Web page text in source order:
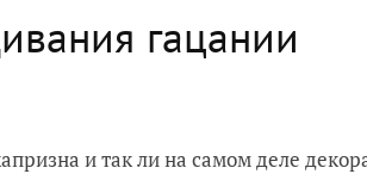
гацании
и так ли на самом деле